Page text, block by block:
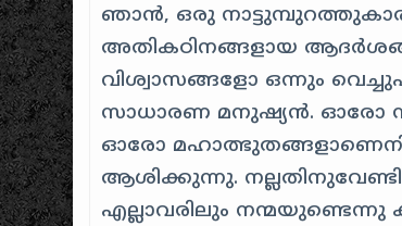
ഞാന്‍, ഒരു
അതികഠിനങ്ങളായ
വിശ്വാസങ്ങളോ ഒന്നും
സാധാരണ മനുഷ്യന്‍. ഓരോ
ഓരോ
ആശിക്കുന്നു.
എല്ലാവരിലും